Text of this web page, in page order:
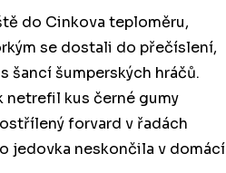
do Cinkova teploměru,
se dostali do přečíslení,
šancí šumperských hráčů.
netrefil kus černé gumy
forvard v řadách
jedovka neskončila v domácí